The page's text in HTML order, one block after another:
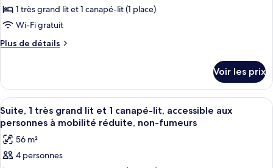
personnes
à
mobilité
fumeurs
grand
lit,
aux
réduite,
non-
fumeurs
pour
ce
type
de
Suite,
très
grand
lit
et
1
1 très grand lit et 1 canapé-lit (1 place)
Wi-Fi gratuit
Plus de détails
Plus
le
type
de
chambre
Suite,
très
grand
Voir les prix
Afficher
toutes
les
photos
pour
Une chambre d’hôtel équipée d’un
13
Suite, 1 très grand lit et 1 canapé-lit, accessible aux
personnes à mobilité réduite, non-fumeurs
56 m²
4 personnes